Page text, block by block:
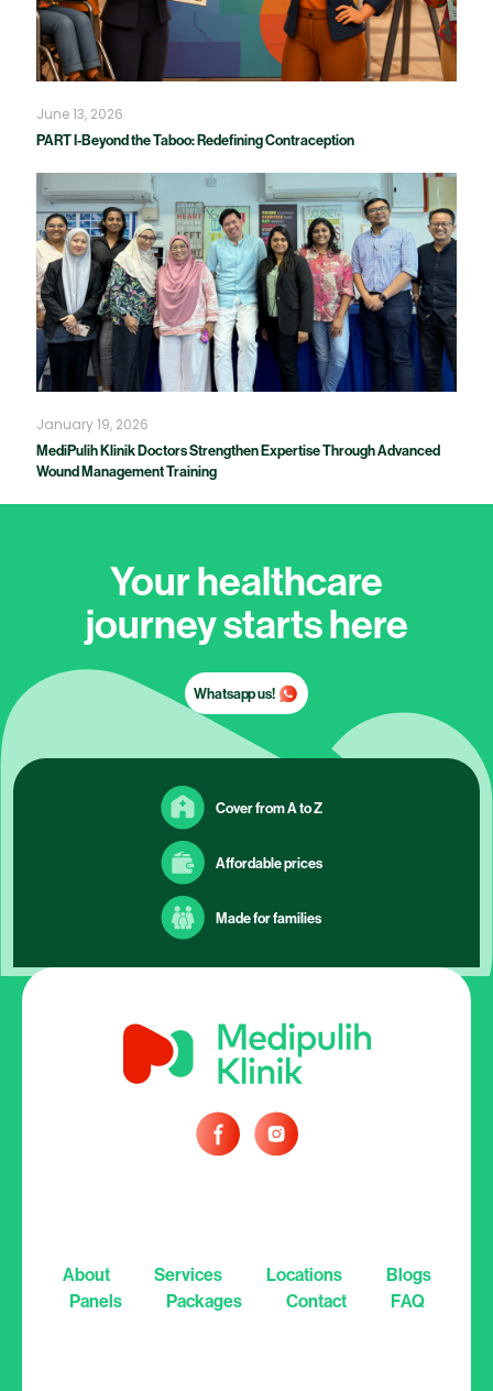
June 13, 2026
PART I-Beyond the Taboo: Redefining Contraception
January 19, 2026
MediPulih Klinik Doctors Strengthen Expertise Through Advanced
Wound Management Training
Your healthcare
journey starts here
Whatsapp us!
Cover from A to Z
Affordable prices
Made for families
About Services Locations
Blogs
Panels
Packages Contact FAQ